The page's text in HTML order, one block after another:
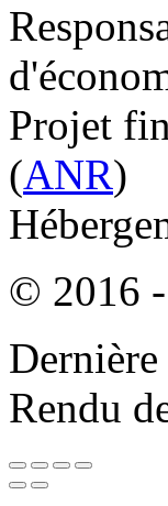
Projet
(ANR)
© 2016
Rendu